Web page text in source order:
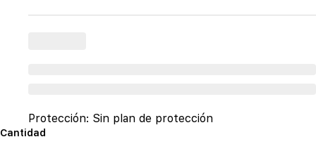
Protección: Sin plan de protección
Cantidad